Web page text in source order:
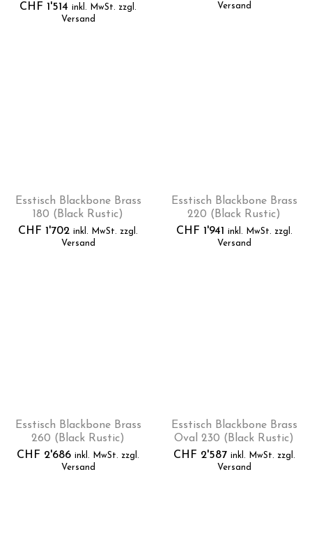
CHF 1'514 inkl. MwSt. zzgl.
Versand
Versand
Esstisch Blackbone Brass
180 (Black Rustic)
CHF 1'702 inkl. MwSt. zzgl.
Versand
Esstisch Blackbone Brass
220 (Black Rustic)
CHF 1'941 inkl. MwSt. zzgl.
Versand
Esstisch Blackbone Brass
260 (Black Rustic)
CHF 2'686 inkl. MwSt. zzgl.
Versand
Esstisch Blackbone Brass
Oval 230 (Black Rustic)
CHF 2'587 inkl. MwSt. zzgl.
Versand